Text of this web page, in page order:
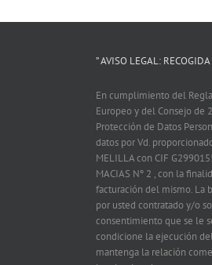
” AVISO LEGAL:
En cumplimiento del
Europeo y del Consejo de
Protección de Datos
datos por Vd.
MELILLA con CIF
MACIAS Nº 2 , con la
facturación del mismo. La
por usted contratado y/o
consentimiento que se le
condicione la ejecución
mantenga la relación